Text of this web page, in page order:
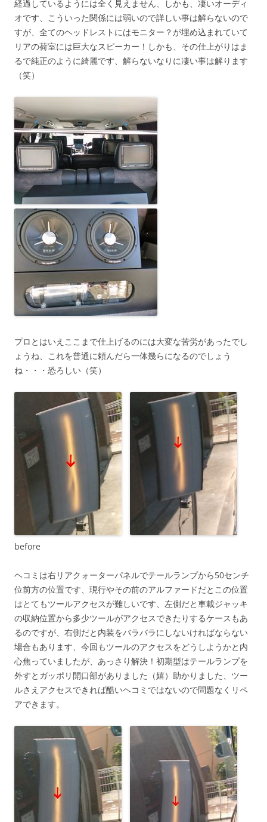
経過しているようには全く見えません、しかも、凄いオーディ
オです、こういった関係には弱いので詳しい事は解らないので
すが、全てのヘッドレストにはモニター？が埋め込まれていて
リアの荷室には巨大なスピーカー！しかも、その仕上がりはま
るで純正のように綺麗です、解らないなりに凄い事は解ります
（笑）
プロとはいえここまで仕上げるのには大変な苦労があったでし
ょうね、これを普通に頼んだら一体幾らになるのでしょう
ね・・・恐ろしい（笑）
before
ヘコミは右リアクォーターパネルでテールランプから50センチ
位前方の位置です、現行やその前のアルファードだとこの位置
はとてもツールアクセスが難しいです、左側だと車載ジャッキ
の収納位置から多少ツールがアクセスできたりするケースもあ
るのですが、右側だと内装をバラバラにしないければならない
場合もあります、今回もツールのアクセスをどうしようかと内
心焦っていましたが、あっさり解決！初期型はテールランプを
外すとガッポリ開口部がありました（嬉）助かりました、ツー
ルさえアクセスできれば酷いヘコミではないので問題なくリペ
アできます。